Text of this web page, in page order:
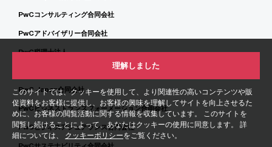
このサイトでは、クッキーを使用して、より関連性の高いコンテンツや販
促資料をお客様に提供し、お客様の興味を理解してサイトを向上させるた
めに、お客様の閲覧活動に関する情報を収集しています。 このサイトを
閲覧し続けることによって、あなたはクッキーの使用に同意します。 詳
細については、 クッキーポリシーをご覧ください。
理解しました
PwCコンサルティング合同会社
PwCアドバイザリー合同会社
PwC税理士法人
PwC Japan合同会社
PwCビジネストランスフォーメーション合同会社
PwCビジネスアシュアランス合同会社
PwCサステナビリティ合同会社